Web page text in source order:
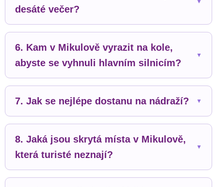
desáté večer?
6. Kam v Mikulově vyrazit na kole,
abyste se vyhnuli hlavním silnicím?
7. Jak se nejlépe dostanu na nádraží?
8. Jaká jsou skrytá místa v Mikulově,
která turisté neznají?